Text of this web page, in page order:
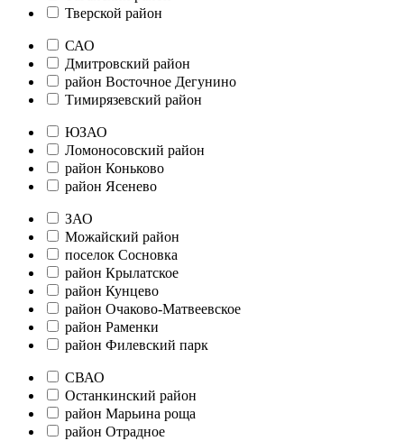
Тверской район
САО
Дмитровский район
район Восточное Дегунино
Тимирязевский район
ЮЗАО
Ломоносовский район
район Коньково
район Ясенево
ЗАО
Можайский район
поселок Сосновка
район Крылатское
район Кунцево
район Очаково-Матвеевское
район Раменки
район Филевский парк
СВАО
Останкинский район
район Марьина роща
район Отрадное